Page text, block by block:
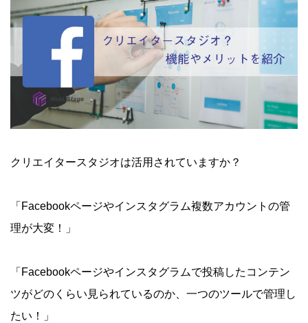
クリエイタースタジオは活用されていますか？
「Facebookページやインスタグラム複数アカウントの管
理が大変！」
「Facebookページやインスタグラムで投稿したコンテン
ツがどのくらい見られているのか、一つのツールで管理し
たい！」